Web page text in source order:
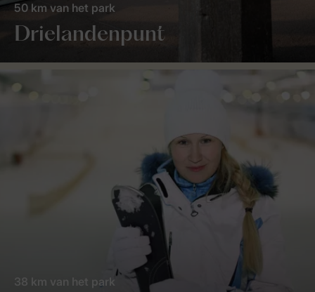
Drielandenpunt
50 km van het park
38 km van het park